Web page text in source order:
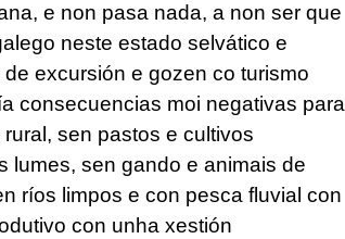
e non pasa nada, a non ser que
neste estado selvático e
excursión e gozen co turismo
consecuencias moi negativas para
sen pastos e cultivos
lumes, sen gando e animais de
ríos limpos e con pesca fluvial con
con unha xestión